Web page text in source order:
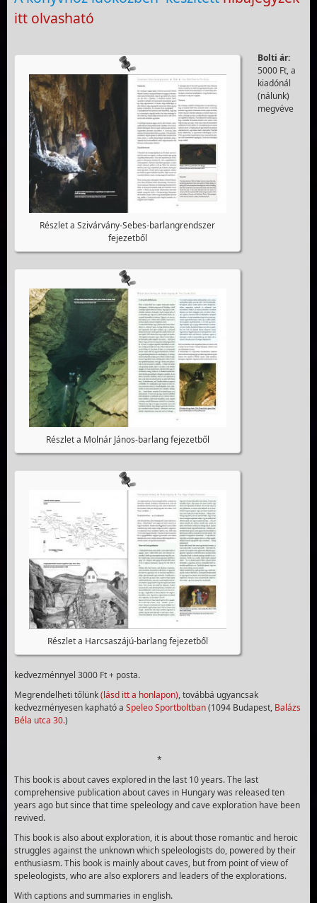
itt olvasható
Részlet a Szivárvány-Sebes-barlangrendszer
fejezetből
Részlet a Molnár János-barlang fejezetből
Részlet a Harcsaszájú-barlang fejezetből
Bolti ár:
5000 Ft, a
kiadónál
(nálunk)
megvéve
kedvezménnyel 3000 Ft + posta.
Megrendelheti tőlünk(lásd itt a honlapon), továbbá ugyancsak
kedvezményesen kapható a Speleo Sportboltban(1094 Budapest, Balázs
Béla utca 30.)
*
This book is about caves explored in the last 10 years. The last
comprehensive publication about caves in Hungary was released ten
years ago but since that time speleology and cave exploration have been
revived.
This book is also about exploration, it is about those romantic and heroic
struggles against the unknown which speleologists do, powered by their
enthusiasm. This book is mainly about caves, but from point of view of
speleologists, who are also explorers and leaders of the explorations.
With captions and summaries in english.